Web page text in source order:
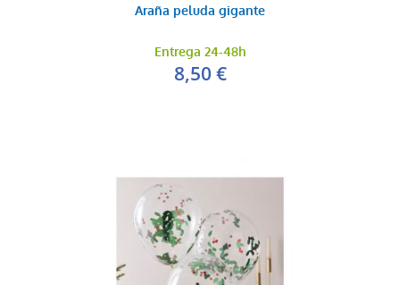
Araña peluda gigante
Entrega 24-48h
8,50 €